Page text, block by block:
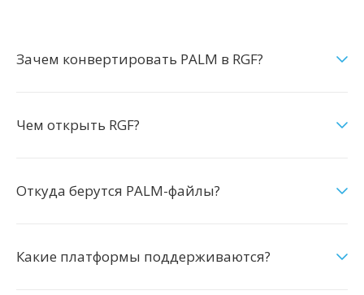
Зачем конвертировать PALM в RGF?
Чем открыть RGF?
Откуда берутся PALM-файлы?
Какие платформы поддерживаются?